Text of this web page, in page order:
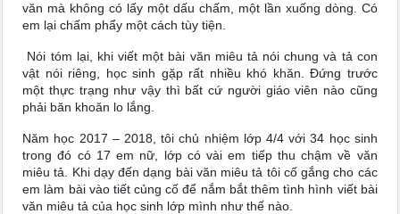
văn mà không có lấy một dấu chấm, một lần xuống dòng. Có
em lại chấm phẩy một cách tùy tiện.
Nói tóm lại, khi viết một bài văn miêu tả nói chung và tả con
vật nói riêng, học sinh gặp rất nhiều khó khăn. Đứng trước
một thực trạng như vậy thì bất cứ người giáo viên nào cũng
phải băn khoăn lo lắng.
Năm học 2017 – 2018, tôi chủ nhiệm lớp 4/4 với 34 học sinh
trong đó có 17 em nữ, lớp có vài em tiếp thu chậm về văn
miêu tả. Khi dạy đến dạng bài văn miêu tả tôi cố gắng cho các
em làm bài vào tiết củng cố để nắm bắt thêm tình hình viết bài
văn miêu tả của học sinh lớp mình như thế nào.